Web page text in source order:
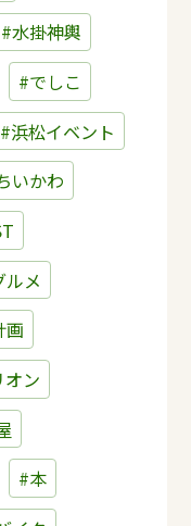
#水掛神輿
#でしこ
#浜松イベント
いかわ
ルメ
画
ン
#本